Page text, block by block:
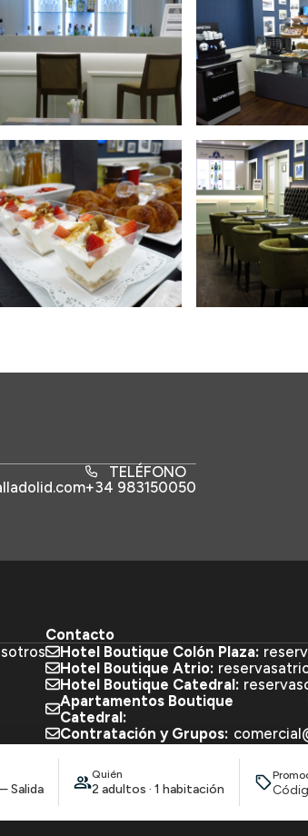
Salida
Quién
2 adultos · 1 habitación
TELÉFONO
+34 983150050
Contacto
Hotel Boutique Colón Plaza:
Hotel Boutique Atrio:
Hotel Boutique Catedral:
Apartamentos Boutique
Catedral:
Contratación y Grupos:
Mi reserva